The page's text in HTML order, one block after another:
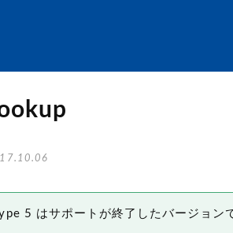
5 はサポートが終了したバージョン